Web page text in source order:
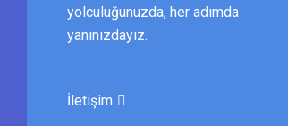
yolculuğunuzda, her adımda
yanınızdayız.
İletişim